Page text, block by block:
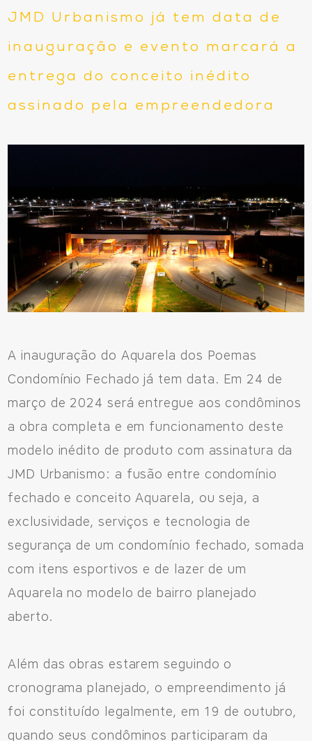
JMD Urbanismo já tem data de
inauguração e evento marcará a
entrega do conceito inédito
assinado pela empreendedora
A inauguração do Aquarela dos Poemas
Condomínio Fechado já tem data. Em 24 de
março de 2024 será entregue aos condôminos
a obra completa e em funcionamento deste
modelo inédito de produto com assinatura da
JMD Urbanismo: a fusão entre condomínio
fechado e conceito Aquarela, ou seja, a
exclusividade, serviços e tecnologia de
segurança de um condomínio fechado, somada
com itens esportivos e de lazer de um
Aquarela no modelo de bairro planejado
aberto.
Além das obras estarem seguindo o
cronograma planejado, o empreendimento já
foi constituído legalmente, em 19 de outubro,
quando seus condôminos participaram da